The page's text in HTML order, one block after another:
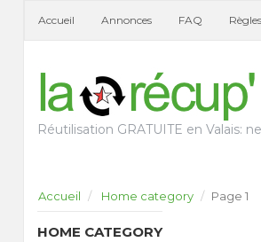
Accueil Annonces FAQ
Réutilisation GRATUITE en Valais:
Accueil Home category Page 1
HOME CATEGORY